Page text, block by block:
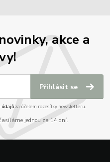
akce a
Přihlásit se
údajůza účelem rozesílky newsletteru.
jednou za 14 dní.